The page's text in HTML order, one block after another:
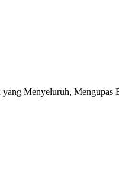
Menyeluruh,